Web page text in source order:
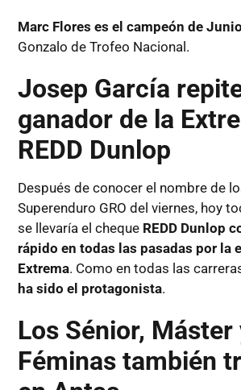
Marc Flores es el campeón de
Gonzalo de Trofeo Nacional.
Josep García
ganador de la
REDD Dunlop
Después de conocer el nombre de
Superenduro GRO del viernes, hoy
se llevaría el cheque REDD Dunlop
rápido en todas las pasadas por la
Extrema. Como en todas las
ha sido el protagonista.
Los Sénior, Máster
Féminas también